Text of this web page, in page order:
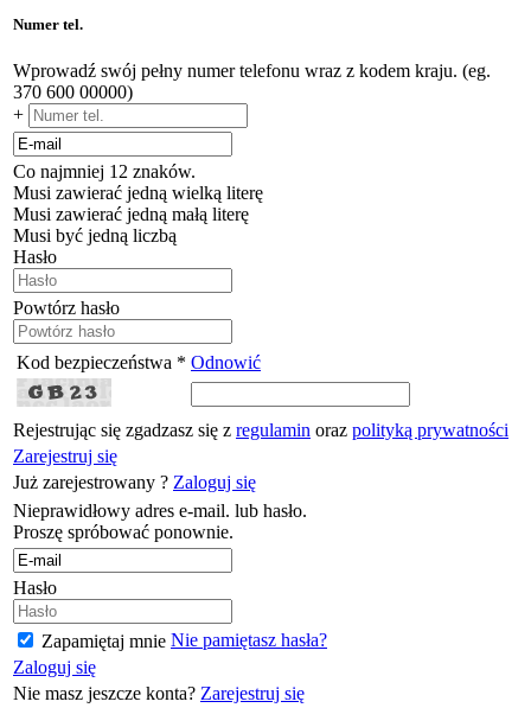
Numer tel.
Wprowadź swój pełny numer telefonu wraz z kodem kraju. (eg.
370 600 00000)
+
Co najmniej 12 znaków.
Musi zawierać jedną wielką literę
Musi zawierać jedną małą literę
Musi być jedną liczbą
Hasło
Powtórz hasło
Kod bezpieczeństwa * Odnowić
Rejestrując się zgadzasz się z regulamin oraz polityką prywatności
Zarejestruj się
Już zarejestrowany ? Zaloguj się
Nieprawidłowy adres e-mail. lub hasło.
Proszę spróbować ponownie.
Hasło
Zapamiętaj mnie Nie pamiętasz hasła?
Zaloguj się
Nie masz jeszcze konta? Zarejestruj się